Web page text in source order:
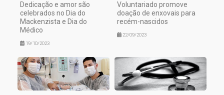
Dedicação e amor são
celebrados no Dia do
Mackenzista e Dia do
Médico
19/10/2023
Voluntariado promove
doação de enxovais para
recém-nascidos
22/09/2023